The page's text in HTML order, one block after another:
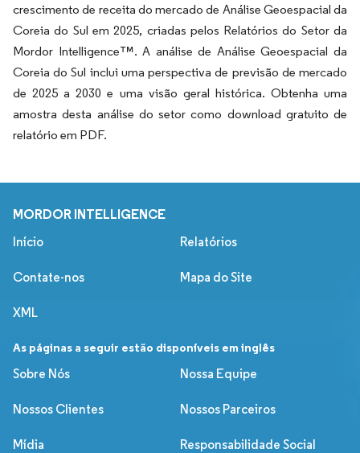
crescimento de receita do mercado de Análise Geoespacial da
Coreia do Sul em 2025, criadas pelos Relatórios do Setor da
Mordor Intelligence™. A análise de Análise Geoespacial da
Coreia do Sul inclui uma perspectiva de previsão de mercado
de 2025 a 2030 e uma visão geral histórica. Obtenha uma
amostra desta análise do setor como download gratuito de
relatório em PDF.
MORDOR INTELLIGENCE
Início Relatórios
Contate-nos Mapa do Site
XML
As páginas a seguir estão disponíveis em inglês
Sobre Nós
Nossa Equipe
Nossos Clientes Nossos Parceiros
Mídia Responsabilidade Social